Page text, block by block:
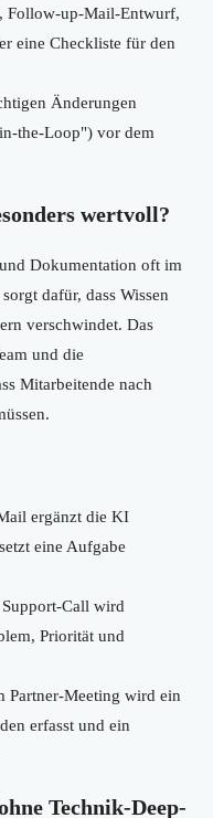
Follow-up-Mail-Entwurf,
eine Checkliste für den
Änderungen
the-Loop") vor dem
wertvoll?
Dokumentation oft im
dafür, dass Wissen
verschwindet. Das
und die
Mitarbeitende nach
ergänzt die KI
eine Aufgabe
Call wird
Priorität und
Partner-Meeting wird ein
erfasst und ein
Technik-Deep-